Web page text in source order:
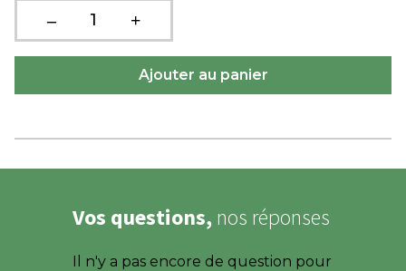
Vos questions, nos réponses
Il n'y a pas encore de question pour